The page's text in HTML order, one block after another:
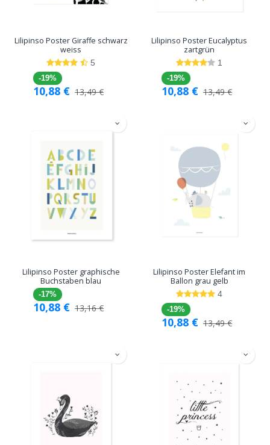
Lilipinso Poster Giraffe schwarz
weiss
5
-19%
10,88 € 13,49€
Lilipinso Poster Eucalyptus
zartgrün
1
-19%
10,88 € 13,49€
Lilipinso Poster graphische
Buchstaben blau
-17%
10,88 € 13,16€
Lilipinso Poster Elefant im
Ballon grau gelb
4
-19%
10,88 € 13,49€